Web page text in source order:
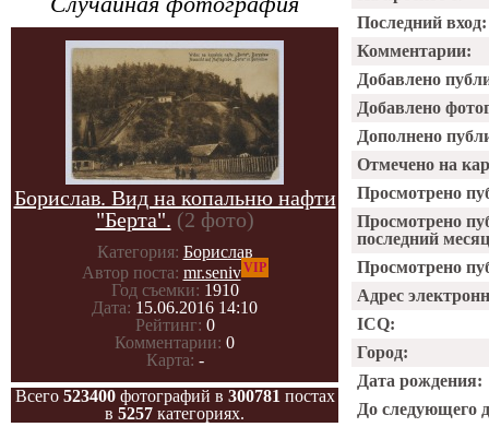
Борислав. Вид на копальню нафти
"Берта". (2 фото)
Категория: Борислав
Автор поста: mr.senivVIP
Год съемки: 1910
Дата: 15.06.2016 14:10
Рейтинг: 0
Комментарии: 0
Карта: -
Всего 523400фотографий в 300781 постах
в 5257 категориях.
Последний вход:
Комментарии:
Добавлено
Добавлено
Дополнено
Отмечено на
Просмотрено
Просмотрено
последний
Просмотрено
Адрес
ICQ:
Город:
Дата рождения:
До следующего